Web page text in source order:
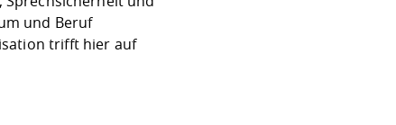
und Beruf
trifft hier auf